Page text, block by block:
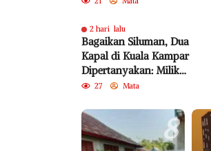
2 hari lalu
Bagaikan Siluman, Dua
Kapal di Kuala Kampar
Dipertanyakan: Milik
Swasta atau BUMD?
27 Mata
8